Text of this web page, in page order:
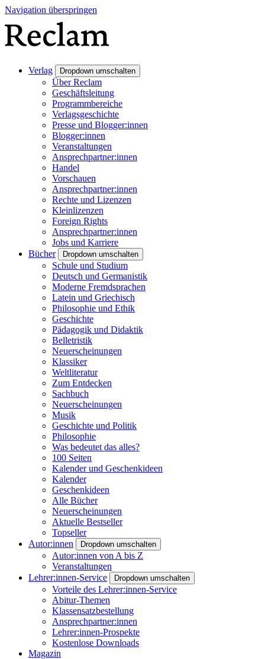
Navigation überspringen
Verlag Dropdown umschalten
Über Reclam
Geschäftsleitung
Programmbereiche
Verlagsgeschichte
Presse und Blogger:innen
Blogger:innen
Veranstaltungen
Ansprechpartner:innen
Handel
Vorschauen
Ansprechpartner:innen
Rechte und Lizenzen
Kleinlizenzen
Foreign Rights
Ansprechpartner:innen
Jobs und Karriere
Bücher
Dropdown umschalten
Schule und Studium
Deutsch und Germanistik
Moderne Fremdsprachen
Latein und Griechisch
Philosophie und Ethik
Geschichte
Pädagogik und Didaktik
Belletristik
Neuerscheinungen
Klassiker
Weltliteratur
Zum Entdecken
Sachbuch
Neuerscheinungen
Musik
Geschichte und Politik
Philosophie
Was bedeutet das alles?
100 Seiten
Kalender und Geschenkideen
Kalender
Geschenkideen
Alle Bücher
Neuerscheinungen
Aktuelle Bestseller
Topseller
Autor:innen
Dropdown umschalten
Autor:innen von A bis Z
Veranstaltungen
Lehrer:innen-Service
Dropdown umschalten
Vorteile des Lehrer:innen-Service
Abitur-Themen
Klassensatzbestellung
Ansprechpartner:innen
Lehrer:innen-Prospekte
Kostenlose Downloads
Magazin